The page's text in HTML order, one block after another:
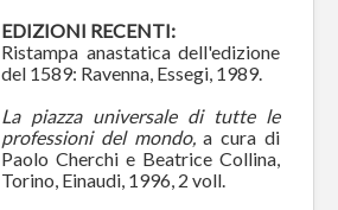
EDIZIONI RECENTI:
Ristampa anastatica dell'edizione
del 1589: Ravenna, Essegi, 1989.
La piazza universale di tutte le
professioni del mondo,a cura di
Paolo Cherchi e Beatrice Collina,
Torino, Einaudi, 1996, 2 voll.